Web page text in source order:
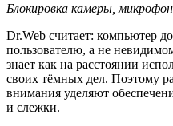
Блокировка камеры,
Dr.Web считает: компьютер
пользователю, а не
знает как на расстоянии
своих тёмных дел. Поэтому
внимания уделяют
и слежки.